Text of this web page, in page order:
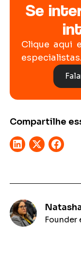
Se
Clique aqui
especialistas.
Compartilhe
Founder